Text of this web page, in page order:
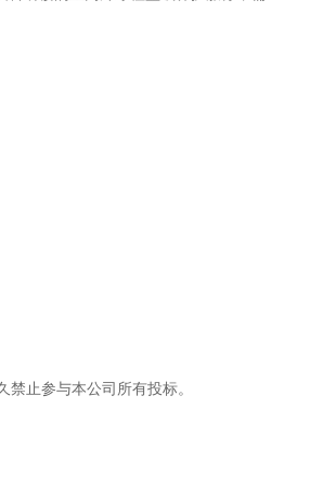
禁止参与本公司所有投标。